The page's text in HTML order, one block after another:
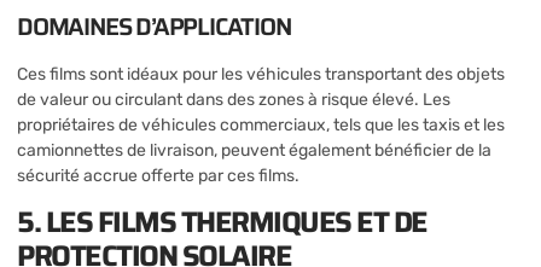
DOMAINES D’APPLICATION
Ces films sont idéaux pour les véhicules transportant des objets
de valeur ou circulant dans des zones à risque élevé. Les
propriétaires de véhicules commerciaux, tels que les taxis et les
camionnettes de livraison, peuvent également bénéficier de la
sécurité accrue offerte par ces films.
5. LES FILMS THERMIQUES ET DE
PROTECTION SOLAIRE